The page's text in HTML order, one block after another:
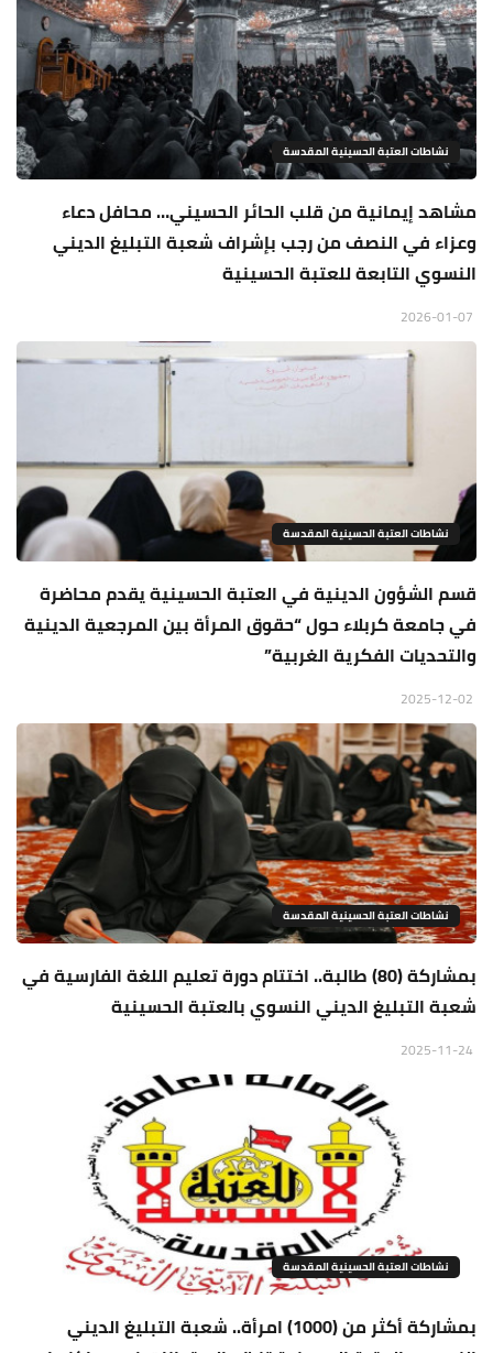
نشاطات العتبة الحسينية المقدسة
مشاهد إيمانية من قلب الحائر الحسيني… محافل دعاء
وعزاء في النصف من رجب بإشراف شعبة التبليغ الديني
النسوي التابعة للعتبة الحسينية
نشاطات العتبة الحسينية المقدسة
قسم الشؤون الدينية في العتبة الحسينية يقدم محاضرة
في جامعة كربلاء حول “حقوق المرأة بين المرجعية الدينية
والتحديات الفكرية الغربية”
نشاطات العتبة الحسينية المقدسة
بمشاركة (80) طالبة.. اختتام دورة تعليم اللغة الفارسية في
شعبة التبليغ الديني النسوي بالعتبة الحسينية
نشاطات العتبة الحسينية المقدسة
بمشاركة أكثر من (1000) امرأة.. شعبة التبليغ الديني